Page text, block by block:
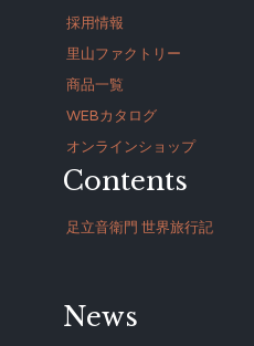
採用情報
里山ファクトリー
商品一覧
WEBカタログ
オンラインショップ
Contents
足立音衛門 世界旅行記
News